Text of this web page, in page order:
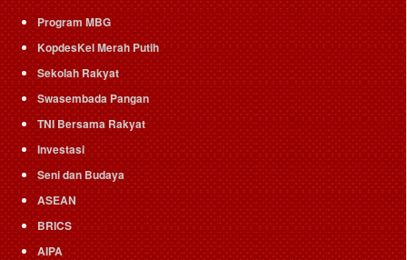
Program MBG
KopdesKel Merah Putih
Sekolah Rakyat
Swasembada Pangan
TNI Bersama Rakyat
Investasi
Seni dan Budaya
ASEAN
BRICS
AIPA